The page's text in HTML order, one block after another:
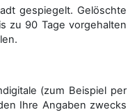
gespiegelt. Gelöschte
zu 90 Tage vorgehalten
(zum Beispiel per
Ihre Angaben zwecks